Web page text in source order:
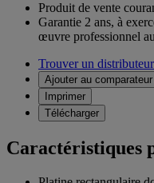
Produit de vente
Garantie 2 ans, à
œuvre professionnel
Trouver un distributeur
Ajouter au comparateur
Imprimer
Télécharger
Caractéristiques